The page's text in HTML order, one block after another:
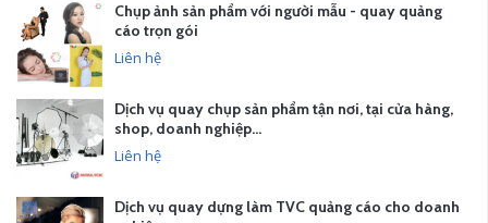
Chụp ảnh sản phẩm với người mẫu - quay quảng
cáo trọn gói
Liên hệ
Dịch vụ quay chụp sản phẩm tận nơi, tại cửa hàng,
shop, doanh nghiệp…
Liên hệ
Dịch vụ quay dựng làm TVC quảng cáo cho doanh